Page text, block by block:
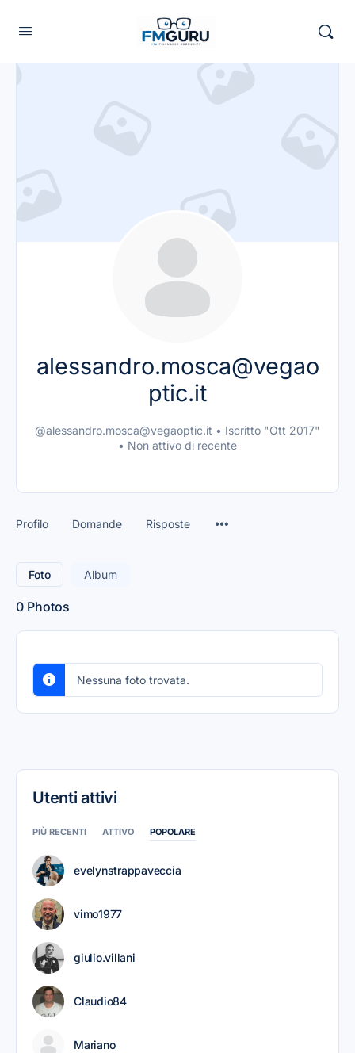
alessandro.mosca@vegao
ptic.it
@alessandro.mosca@vegaoptic.it • Iscritto "Ott 2017"
• Non attivo di recente
Profilo Domande Risposte
Foto Album
0 Photos
Nessuna foto trovata.
Utenti attivi
PIÙ RECENTI ATTIVO POPOLARE
evelynstrappaveccia
vimo1977
giulio.villani
Claudio84
Mariano